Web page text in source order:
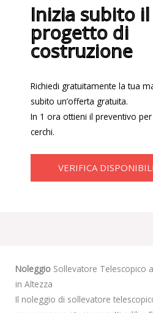
Inizia subito
progetto di
costruzione
Richiedi gratuitamente la tua
subito un’offerta gratuita.
In 1 ora ottieni il preventivo per
cerchi.
VERIFICA
Noleggio Sollevatore Telescopico
in Altezza
Il noleggio di sollevatore